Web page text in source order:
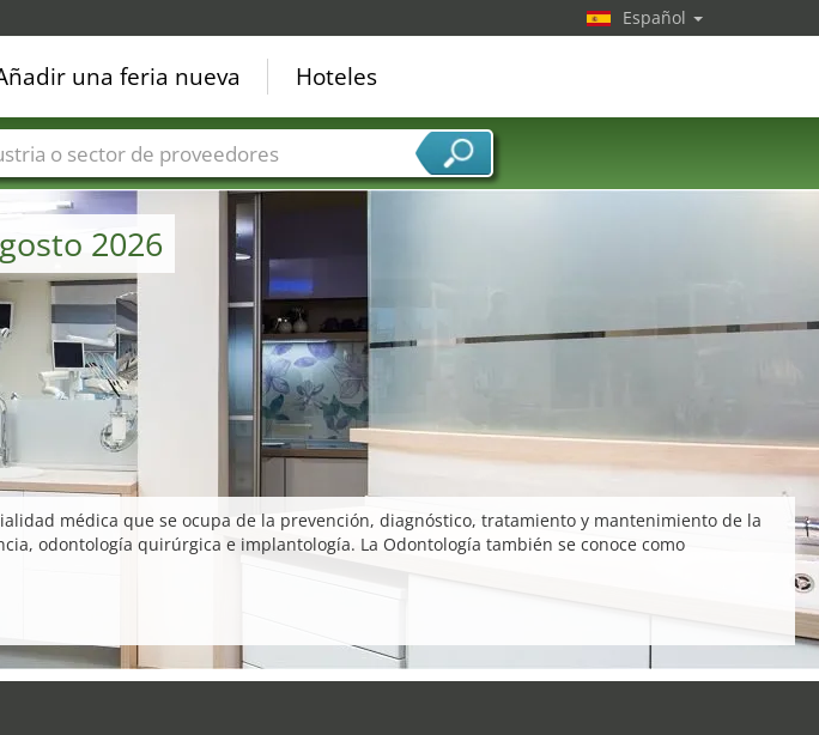
2026
médica que se ocupa de la prevención, diagnóstico, tratamiento y mantenimiento de la
odontología quirúrgica e implantología. La Odontología también se conoce como
Español
una feria nueva Hoteles
de ferias Sectores de proveedor de servicios